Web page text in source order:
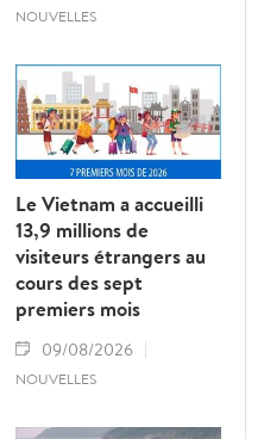
NOUVELLES
Le Vietnam a accueilli
13,9 millions de
visiteurs étrangers au
cours des sept
premiers mois
09/08/2026
NOUVELLES